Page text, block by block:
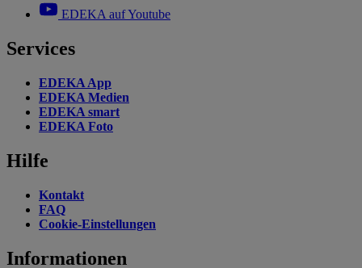
EDEKA auf Youtube
Services
EDEKA App
EDEKA Medien
EDEKA smart
EDEKA Foto
Hilfe
Kontakt
FAQ
Cookie-Einstellungen
Informationen